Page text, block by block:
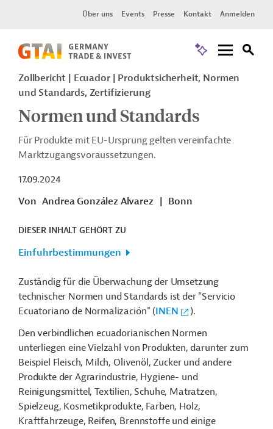
Über uns Events Presse Kontakt Anmelden
Zollbericht Ecuador
Produktsicherheit, Normen
und Standards, Zertifizierung
Normen und Standards
Für Produkte mit EU-Ursprung gelten vereinfachte
Marktzugangsvoraussetzungen.
17.09.2024
Von Andrea González Alvarez Bonn
DIESER INHALT GEHÖRT ZU
Einfuhrbestimmungen
Zuständig für die Überwachung der Umsetzung
technischer Normen und Standards ist der "Servicio
Ecuatoriano de Normalización" (INEN
).
Den verbindlichen ecuadorianischen Normen
unterliegen eine Vielzahl von Produkten, darunter zum
Beispiel Fleisch, Milch, Olivenöl, Zucker und andere
Produkte der Agrarindustrie, Hygiene- und
Reinigungsmittel, Textilien, Schuhe, Matratzen,
Spielzeug, Kosmetikprodukte, Farben, Holz,
Kraftfahrzeuge, Reifen, Brennstoffe und einige